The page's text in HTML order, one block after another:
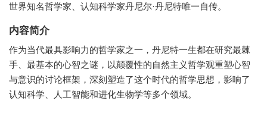
世界知名哲学家、认知科学家丹尼尔·丹尼特唯一自传。
内容简介
作为当代最具影响力的哲学家之一，丹尼特一生都在研究最棘
手、最基本的心智之谜，以颠覆性的自然主义哲学观重塑心智
与意识的讨论框架，深刻塑造了这个时代的哲学思想，影响了
认知科学、人工智能和进化生物学等多个领域。